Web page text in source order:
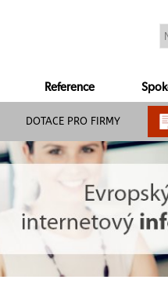
Reference
DOTACE PRO FIRMY